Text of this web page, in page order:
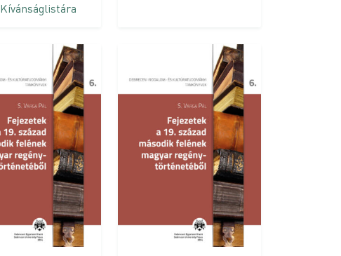
Kívánságlistára